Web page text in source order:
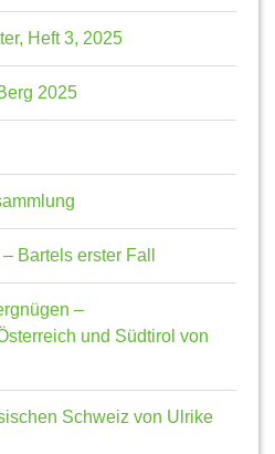
Heft 3, 2025
2025
Bartels erster Fall
–
und Südtirol von
Schweiz von Ulrike